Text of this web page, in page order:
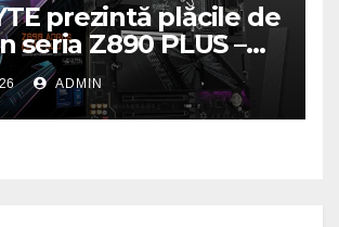
prezintă plăcile de
seria Z890 PLUS –
de ultimă
la un nou nivel
ADMIN